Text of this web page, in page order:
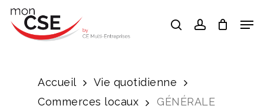
Skip
searchaccount
Accueil
Vie quotidienne
Commerces locaux
GÉNÉRALE